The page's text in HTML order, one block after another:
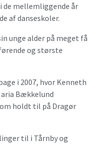
de mellemliggende år
af danseskoler.
unge alder på meget få
og største
i 2007, hvor Kenneth
Bækkelund
holdt til på Dragør
til i Tårnby og